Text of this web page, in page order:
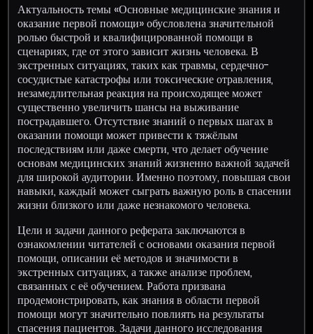
Актуальность темы «Основные медицинские знания и
оказание первой помощи» обусловлена значительной
ролью быстрой и квалифицированной помощи в
сценариях, где от этого зависит жизнь человека. В
экстренных ситуациях, таких как травмы, сердечно-
сосудистые катастрофы или токсические отравления,
незамедлительная реакция на происходящее может
существенно увеличить шансы на выживание
пострадавшего. Отсутствие знаний о первых шагах в
оказании помощи может привести к тяжёлым
последствиям или даже смерти, что делает обучение
основам медицинских знаний жизненно важной задачей
для широкой аудитории. Именно поэтому, повышая свои
навыки, каждый может сыграть важную роль в спасении
жизни близкого или даже незнакомого человека.
Цели и задачи данного реферата заключаются в
ознакомлении читателей с основами оказания первой
помощи, описании её методов и значимости в
экстренных ситуациях, а также анализе проблем,
связанных с её обучением. Работа призвана
продемонстрировать, как знания в области первой
помощи могут значительно повлиять на результаты
спасения пациентов. Задачи данного исследования